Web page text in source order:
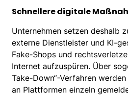
Schnellere digitale
Unternehmen setzen deshalb
externe Dienstleister und KI-
Fake-Shops und
Internet aufzuspüren. Über
Take-Down“-Verfahren
an Plattformen einzeln